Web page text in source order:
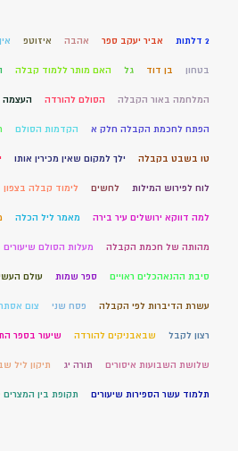
2 דלתות אביר יעקב ספר אהבה איזוטפ
בטחון בן דוד גל האם מותר ללמוד קבלה
המלחמה באור הקבלה הסולם להורדה
הפתח לחכמת הקבלה חלק א הקדמות הסולם
טו בשבט בקבלה ילך למקום שאין מכירין אותו
לוח לפירוש המילות לחשים לימוד קבלה בצפון
למה דווקא ירושלים עיר בירה מאמר ליל הכלה
מהותה של חכמת הקבלה מעלות הסולם שיעורים
סיבת ההנאהכלים ראויים ספר שמות עולם
עשרת הדיברות לפי הקבלה פסח שני צום אסתר
רצון לקבל שבאבניקים להורדה שיעור בספר
שלושת השבועות איסורים תורה יג תיקון ליל
תלמוד עשר הספירות שיעורים תקופת בין המצרים 2019